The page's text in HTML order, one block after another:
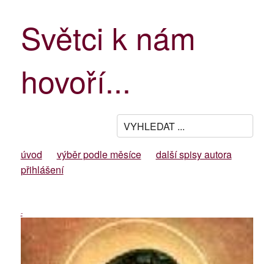
Světci k nám
hovoří...
úvod výběr podle měsíce
další spisy autora
přihlášení
-